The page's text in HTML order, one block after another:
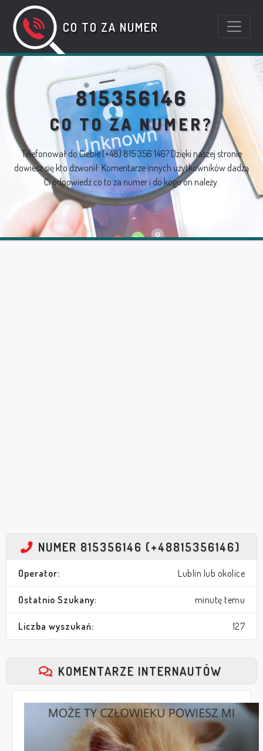
CO TO ZA NUMER
815356146
CO TO ZA NUMER?
Telefonował do Ciebie(+48) 815 356 146? Dzięki naszej stronie
dowiesz się kto dzwonił. Komentarze innych użytkowników dadzą
Ci odpowiedź co to za numer i do kogo on należy.
NUMER 815356146 (+48815356146)
Operator: Lublin lub okolice
Ostatnio Szukany: minutę temu
Liczba wyszukań: 127
KOMENTARZE INTERNAUTÓW